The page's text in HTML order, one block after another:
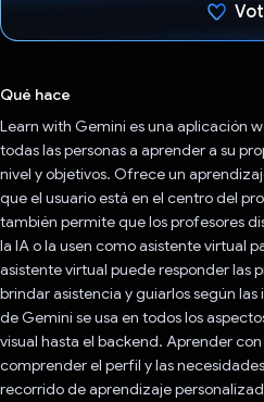
Qué hace
Learn with Gemini es una aplicación
todas las personas a aprender a su
nivel y objetivos. Ofrece un
que el usuario está en el centro del
también permite que los profesores
la IA o la usen como asistente virtual
asistente virtual puede responder las
brindar asistencia y guiarlos según
de Gemini se usa en todos los
visual hasta el backend. Aprender
comprender el perfil y las
recorrido de aprendizaje